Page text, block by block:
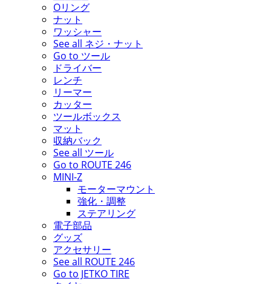
Oリング
ナット
ワッシャー
See all ネジ・ナット
Go to ツール
ドライバー
レンチ
リーマー
カッター
ツールボックス
マット
収納バック
See all ツール
Go to ROUTE 246
MINI-Z
モーターマウント
強化・調整
ステアリング
電子部品
グッズ
アクセサリー
See all ROUTE 246
Go to JETKO TIRE